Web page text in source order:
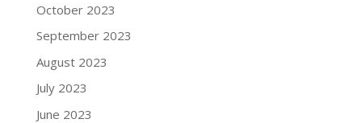
October 2023
September 2023
August 2023
July 2023
June 2023